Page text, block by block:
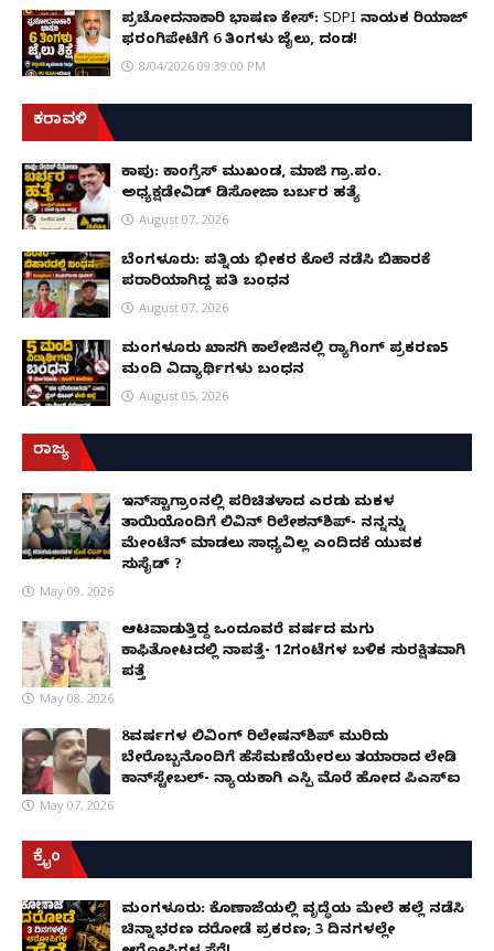
ಪ್ರಚೋದನಾಕಾರಿ ಭಾಷಣ ಕೇಸ್: SDPI ನಾಯಕ ರಿಯಾಜ್
ಫರಂಗಿಪೇಟೆಗೆ 6 ತಿಂಗಳು ಜೈಲು, ದಂಡ!
8/04/2026 09:39:00 PM
ಕರಾವಳಿ
ಕಾಪು: ಕಾಂಗ್ರೆಸ್ ಮುಖಂಡ, ಮಾಜಿ ಗ್ರಾ.ಪಂ.
ಅಧ್ಯಕ್ಷಡೇವಿಡ್ ಡಿಸೋಜಾ ಬರ್ಬರ ಹತ್ಯೆ
August 07, 2026
ಬೆಂಗಳೂರು: ಪತ್ನಿಯ ಭೀಕರ ಕೊಲೆ ನಡೆಸಿ ಬಿಹಾರಕ್ಕೆ
ಪರಾರಿಯಾಗಿದ್ದ ಪತಿ ಬಂಧನ
August 07, 2026
ಮಂಗಳೂರು ಖಾಸಗಿ ಕಾಲೇಜಿನಲ್ಲಿ ರ‌್ಯಾಗಿಂಗ್ ಪ್ರಕರಣ5
ಮಂದಿ ವಿದ್ಯಾರ್ಥಿಗಳು ಬಂಧನ
August 05, 2026
ರಾಜ್ಯ
ಇನ್​ಸ್ಟಾಗ್ರಾಂನಲ್ಲಿ ಪರಿಚಿತಳಾದ ಎರಡು ಮಕ್ಕಳ
ತಾಯಿಯೊಂದಿಗೆ ಲಿವಿನ್ ರಿಲೇಶನ್​ಶಿಪ್- ನನ್ನನ್ನು
ಮೇಂಟೆನ್ ಮಾಡಲು ಸಾಧ್ಯವಿಲ್ಲ ಎಂದಿದಕ್ಕೆ ಯುವಕ
ಸುಸೈಡ್ ?
May 09, 2026
ಆಟವಾಡುತ್ತಿದ್ದ ಒಂದೂವರೆ ವರ್ಷದ ಮಗು
ಕಾಫಿತೋಟದಲ್ಲಿ ನಾಪತ್ತೆ- 12ಗಂಟೆಗಳ ಬಳಿಕ ಸುರಕ್ಷಿತವಾಗಿ
ಪತ್ತೆ
May 08, 2026
8ವರ್ಷಗಳ ಲಿವಿಂಗ್‌ ರಿಲೇಷನ್‌ಶಿಪ್ ಮುರಿದು
ಬೇರೊಬ್ಬನೊಂದಿಗೆ ಹೆಸೆಮಣೆಯೇರಲು ತಯಾರಾದ ಲೇಡಿ
ಕಾನ್‌ಸ್ಟೇಬಲ್- ನ್ಯಾಯಕ್ಕಾಗಿ ಎಸ್ಪಿ ಮೊರೆ ಹೋದ ಪಿಎಸ್ಐ
May 07, 2026
ಕ್ರೈಂ
ಮಂಗಳೂರು: ಕೊಣಾಜೆಯಲ್ಲಿ ವೃದ್ಧೆಯ ಮೇಲೆ ಹಲ್ಲೆ ನಡೆಸಿ
ಚಿನ್ನಾಭರಣ ದರೋಡೆ ಪ್ರಕರಣ; 3 ದಿನಗಳಲ್ಲೇ